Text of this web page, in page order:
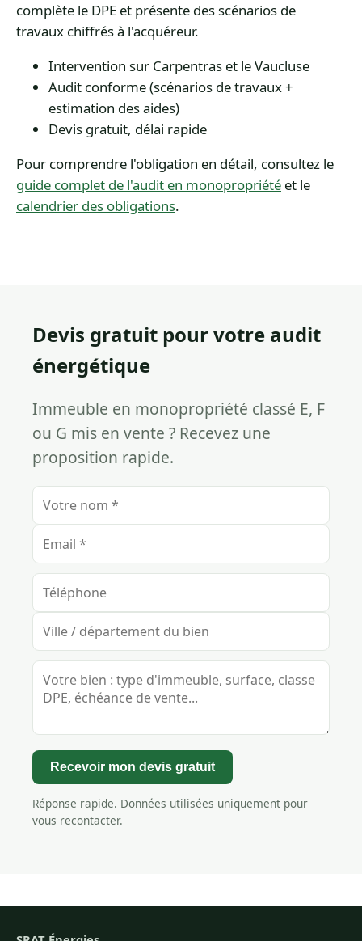
complète le DPE et présente des scénarios de
travaux chiffrés à l'acquéreur.
Intervention sur Carpentras et le Vaucluse
Audit conforme (scénarios de travaux +
estimation des aides)
Devis gratuit, délai rapide
Pour comprendre l'obligation en détail, consultez le
guide complet de l'audit en monopropriété et le
calendrier des obligations.
Devis gratuit pour votre audit
énergétique
Immeuble en monopropriété classé E, F
ou G mis en vente ? Recevez une
proposition rapide.
Recevoir mon devis gratuit
Réponse rapide. Données utilisées uniquement pour
vous recontacter.